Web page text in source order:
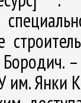
им. Янки